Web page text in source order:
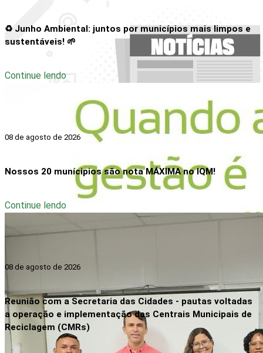
♻️ Junho Ambiental: juntos por municípios mais limpos e
sustentáveis! 🌱
Continue lendo
08 de agosto de 2026
Nossos 20 munícipios são nota MÁXIMA no IQM!
Continue lendo
08 de agosto de 2026
Reunião com a Secretaria das Cidades - pautas voltadas
a operação e implementação das Centrais Municipais de
Reciclagem (CMRs)